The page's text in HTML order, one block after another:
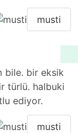
musti
bile. bir eksik
türlü. halbuki
ediyor.
musti